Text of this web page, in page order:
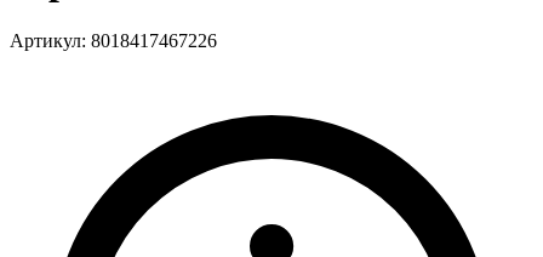
Артикул: 8018417467226